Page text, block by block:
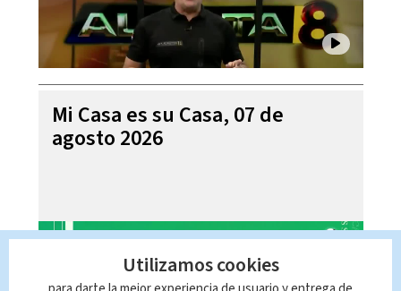
Mi Casa es su Casa, 07 de
agosto 2026
Utilizamos cookies